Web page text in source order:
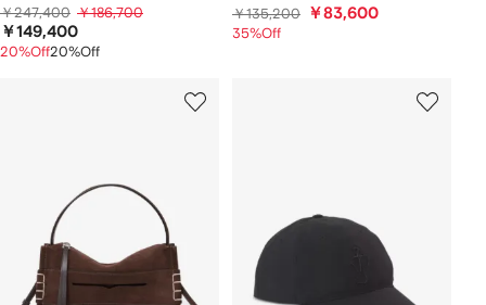
￥247,400 ￥186,700
￥149,400
20%Off20%Off
￥135,200 ￥83,600
35%Off